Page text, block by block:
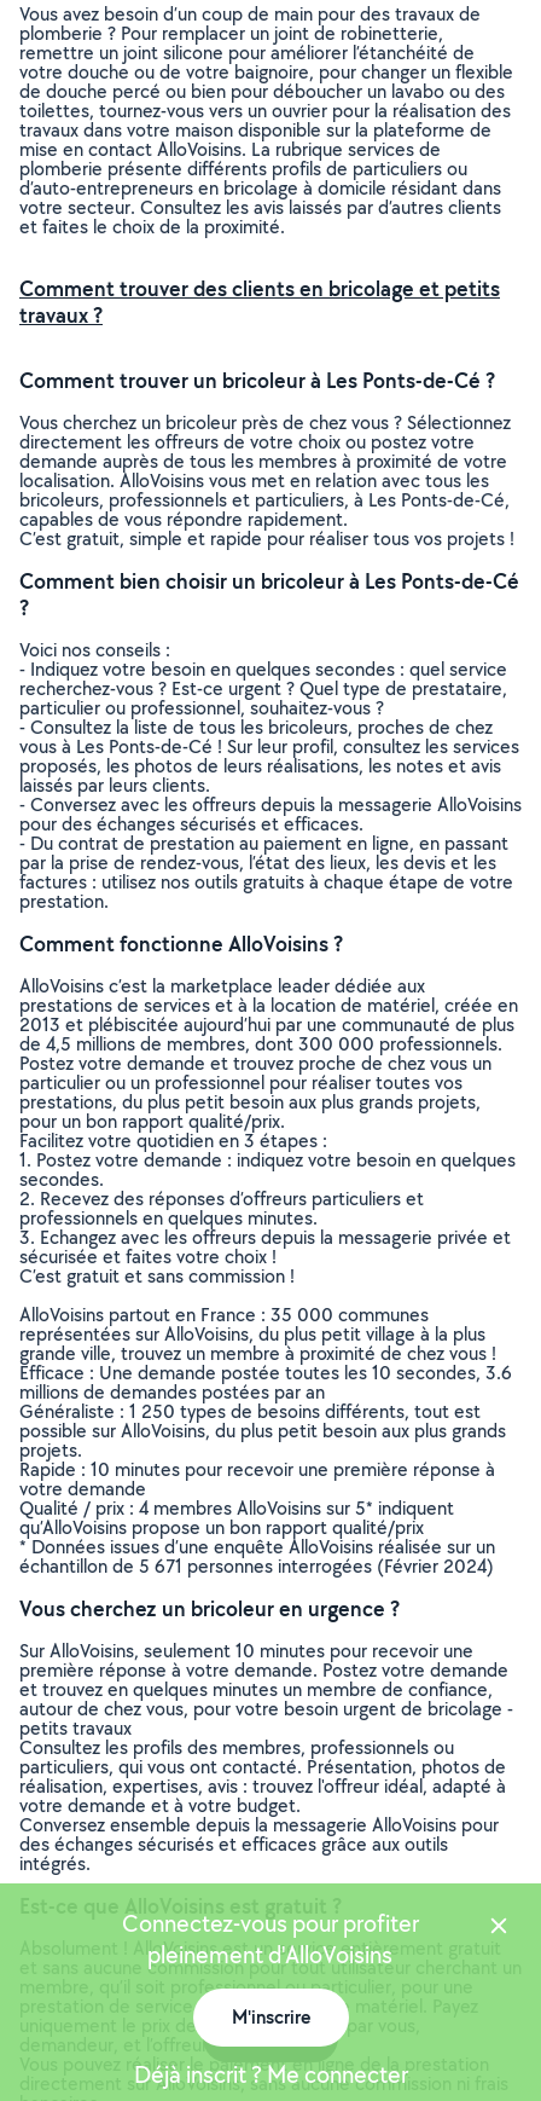
Vous avez besoin d’un coup de main pour des travaux de
plomberie ? Pour remplacer un joint de robinetterie,
remettre un joint silicone pour améliorer l’étanchéité de
votre douche ou de votre baignoire, pour changer un flexible
de douche percé ou bien pour déboucher un lavabo ou des
toilettes, tournez-vous vers un ouvrier pour la réalisation des
travaux dans votre maison disponible sur la plateforme de
mise en contact AlloVoisins. La rubrique services de
plomberie présente différents profils de particuliers ou
d’auto-entrepreneurs en bricolage à domicile résidant dans
votre secteur. Consultez les avis laissés par d’autres clients
et faites le choix de la proximité.
Comment trouver des clients en bricolage et petits
travaux ?
Comment trouver un bricoleur à Les Ponts-de-Cé ?
Vous cherchez un bricoleur près de chez vous ? Sélectionnez
directement les offreurs de votre choix ou postez votre
demande auprès de tous les membres à proximité de votre
localisation. AlloVoisins vous met en relation avec tous les
bricoleurs, professionnels et particuliers, à Les Ponts-de-Cé,
capables de vous répondre rapidement.
C’est gratuit, simple et rapide pour réaliser tous vos projets !
Comment bien choisir un bricoleur à Les Ponts-de-Cé
?
Voici nos conseils :
- Indiquez votre besoin en quelques secondes : quel service
recherchez-vous ? Est-ce urgent ? Quel type de prestataire,
particulier ou professionnel, souhaitez-vous ?
- Consultez la liste de tous les bricoleurs, proches de chez
vous à Les Ponts-de-Cé ! Sur leur profil, consultez les services
proposés, les photos de leurs réalisations, les notes et avis
laissés par leurs clients.
- Conversez avec les offreurs depuis la messagerie AlloVoisins
pour des échanges sécurisés et efficaces.
- Du contrat de prestation au paiement en ligne, en passant
par la prise de rendez-vous, l’état des lieux, les devis et les
factures : utilisez nos outils gratuits à chaque étape de votre
prestation.
Comment fonctionne AlloVoisins ?
AlloVoisins c’est la marketplace leader dédiée aux
prestations de services et à la location de matériel, créée en
2013 et plébiscitée aujourd’hui par une communauté de plus
de 4,5 millions de membres, dont 300 000 professionnels.
Postez votre demande et trouvez proche de chez vous un
particulier ou un professionnel pour réaliser toutes vos
prestations, du plus petit besoin aux plus grands projets,
pour un bon rapport qualité/prix.
Facilitez votre quotidien en 3 étapes :
1. Postez votre demande : indiquez votre besoin en quelques
secondes.
2. Recevez des réponses d’offreurs particuliers et
professionnels en quelques minutes.
3. Echangez avec les offreurs depuis la messagerie privée et
sécurisée et faites votre choix !
C’est gratuit et sans commission !
AlloVoisins partout en France : 35 000 communes
représentées sur AlloVoisins, du plus petit village à la plus
grande ville, trouvez un membre à proximité de chez vous !
Efficace : Une demande postée toutes les 10 secondes, 3.6
millions de demandes postées par an
Généraliste : 1 250 types de besoins différents, tout est
possible sur AlloVoisins, du plus petit besoin aux plus grands
projets.
Rapide : 10 minutes pour recevoir une première réponse à
votre demande
Qualité / prix : 4 membres AlloVoisins sur 5* indiquent
qu’AlloVoisins propose un bon rapport qualité/prix
* Données issues d’une enquête AlloVoisins réalisée sur un
échantillon de 5 671 personnes interrogées (Février 2024)
Vous cherchez un bricoleur en urgence ?
Sur AlloVoisins, seulement 10 minutes pour recevoir une
première réponse à votre demande. Postez votre demande
et trouvez en quelques minutes un membre de confiance,
autour de chez vous, pour votre besoin urgent de bricolage -
petits travaux
Consultez les profils des membres, professionnels ou
particuliers, qui vous ont contacté. Présentation, photos de
réalisation, expertises, avis : trouvez l'offreur idéal, adapté à
votre demande et à votre budget.
Conversez ensemble depuis la messagerie AlloVoisins pour
des échanges sécurisés et efficaces grâce aux outils
intégrés.
Absolument ! AlloVoisins est un service entièrement gratuit
et sans aucune commission pour tout utilisateur cherchant un
membre, qu’il soit professionnel ou particulier, pour une
prestation de service ou une location de matériel. Payez
uniquement le prix de la prestation, fixé par vous,
demandeur, et l’offreur.
Vous pouvez réaliser le paiement en ligne de la prestation
directement sur AlloVoisins, sans aucune commission ni frais
Connectez-vous pour profiter
pleinement d'AlloVoisins
M'inscrire
Déjà inscrit ? Me connecter